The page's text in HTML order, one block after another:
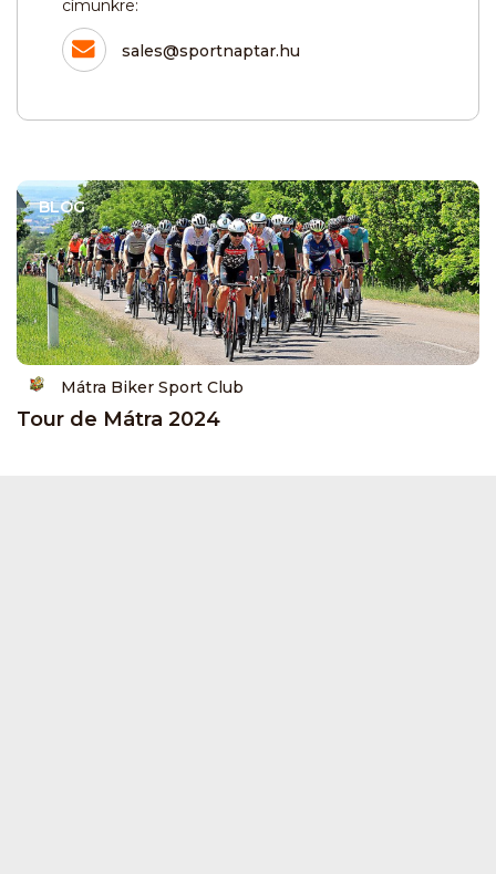
címünkre:
sales@sportnaptar.hu
BLOG
Mátra Biker Sport Club
Tour de Mátra 2024